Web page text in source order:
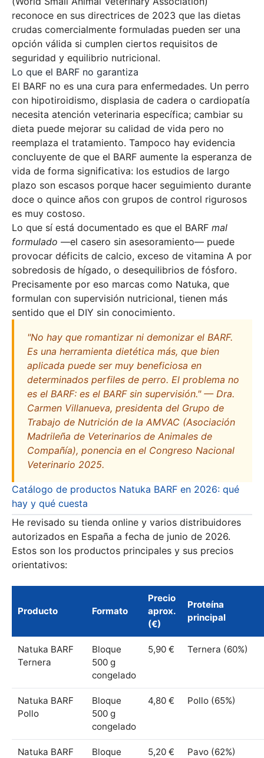
reconoce en sus directrices de 2023 que las dietas
crudas comercialmente formuladas pueden ser una
opción válida si cumplen ciertos requisitos de
seguridad y equilibrio nutricional.
Lo que el BARF no garantiza
El BARF no es una cura para enfermedades. Un perro
con hipotiroidismo, displasia de cadera o cardiopatía
necesita atención veterinaria específica; cambiar su
dieta puede mejorar su calidad de vida pero no
reemplaza el tratamiento. Tampoco hay evidencia
concluyente de que el BARF aumente la esperanza de
vida de forma significativa: los estudios de largo
plazo son escasos porque hacer seguimiento durante
doce o quince años con grupos de control rigurosos
es muy costoso.
Lo que sí está documentado es que el BARF mal
formulado —el casero sin asesoramiento— puede
provocar déficits de calcio, exceso de vitamina A por
sobredosis de hígado, o desequilibrios de fósforo.
Precisamente por eso marcas como Natuka, que
formulan con supervisión nutricional, tienen más
sentido que el DIY sin conocimiento.
"No hay que romantizar ni demonizar el BARF.
Es una herramienta dietética más, que bien
aplicada puede ser muy beneficiosa en
determinados perfiles de perro. El problema no
es el BARF: es el BARF sin supervisión." — Dra.
Carmen Villanueva, presidenta del Grupo de
Trabajo de Nutrición de la AMVAC (Asociación
Madrileña de Veterinarios de Animales de
Compañía), ponencia en el Congreso Nacional
Veterinario 2025.
Catálogo de productos Natuka BARF en 2026: qué
hay y qué cuesta
He revisado su tienda online y varios distribuidores
autorizados en España a fecha de junio de 2026.
Estos son los productos principales y sus precios
orientativos:
Producto Formato
Precio
aprox.
(€)
Proteína
principal
Natuka BARF
Ternera
Bloque
500 g
congelado
5,90 € Ternera (60%)
Natuka BARF
Pollo
Bloque
500 g
congelado
4,80 € Pollo (65%)
Natuka BARF
Bloque
5,20 € Pavo (62%)